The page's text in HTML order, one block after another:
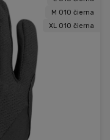
M 010 čierna
XL 010 čierna